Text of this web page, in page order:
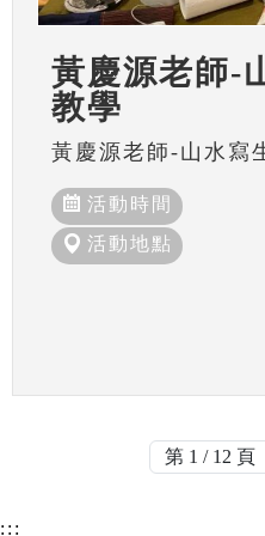
黃慶源老師-
教學
黃慶源老師-山水寫
活動時間
活動地點
:::